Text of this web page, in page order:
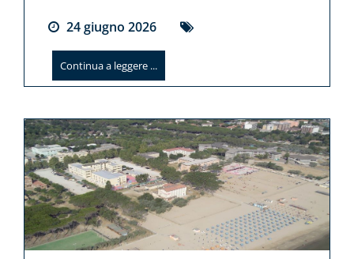
24giugno 2026
Continua a leggere ...